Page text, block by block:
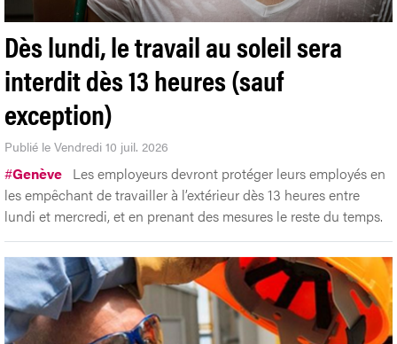
Dès lundi, le travail au soleil sera
interdit dès 13 heures (sauf
exception)
Publié le Vendredi 10 juil. 2026
#Genève Les employeurs devront protéger leurs employés en
les empêchant de travailler à l’extérieur dès 13 heures entre
lundi et mercredi, et en prenant des mesures le reste du temps.